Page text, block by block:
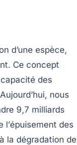
d’une espèce,
Ce concept
des
nous
9,7 milliards
l’épuisement des
la dégradation de